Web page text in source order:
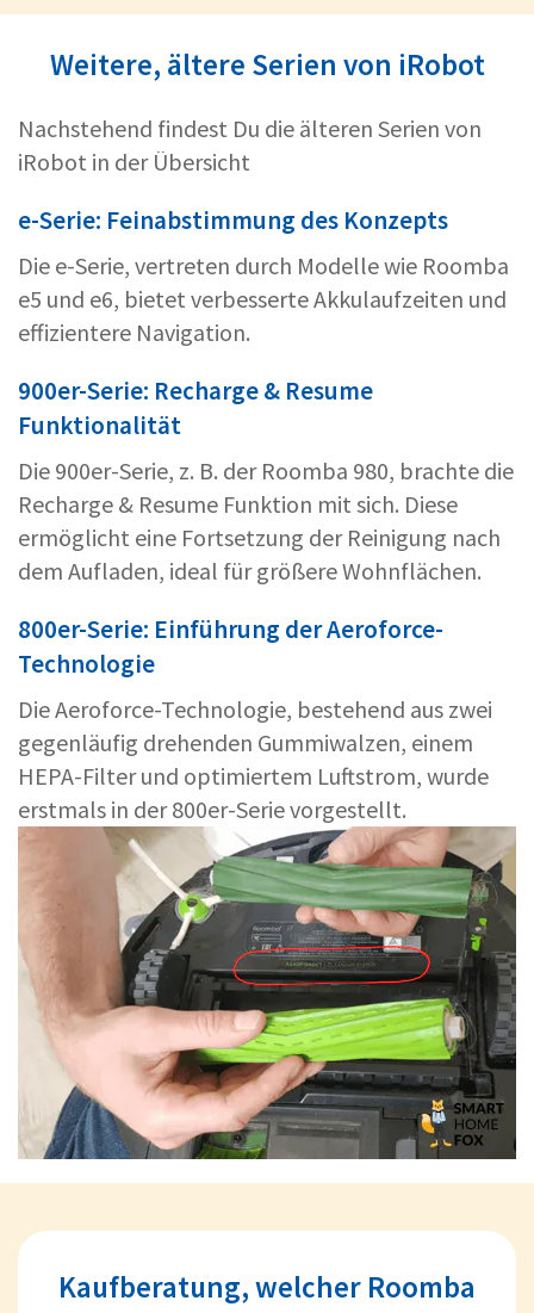
Weitere, ältere Serien von iRobot
Nachstehend findest Du die älteren Serien von
iRobot in der Übersicht
e-Serie: Feinabstimmung des Konzepts
Die e-Serie, vertreten durch Modelle wie Roomba
e5 und e6, bietet verbesserte Akkulaufzeiten und
effizientere Navigation.
900er-Serie: Recharge & Resume
Funktionalität
Die 900er-Serie, z. B. der Roomba 980, brachte die
Recharge & Resume Funktion mit sich. Diese
ermöglicht eine Fortsetzung der Reinigung nach
dem Aufladen, ideal für größere Wohnflächen.
800er-Serie: Einführung der Aeroforce-
Technologie
Die Aeroforce-Technologie, bestehend aus zwei
gegenläufig drehenden Gummiwalzen, einem
HEPA-Filter und optimiertem Luftstrom, wurde
erstmals in der 800er-Serie vorgestellt.
Kaufberatung, welcher Roomba